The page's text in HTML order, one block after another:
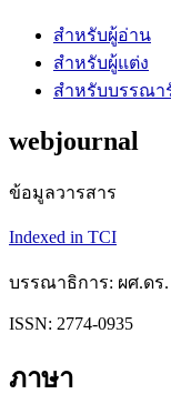
สำหรับผู้อ่าน
สำหรับผู้แต่ง
สำหรับบรรณา
webjournal
ข้อมูลวารสาร
Indexed in TCI
บรรณาธิการ: ผศ.ดร
ISSN: 2774-0935
ภาษา